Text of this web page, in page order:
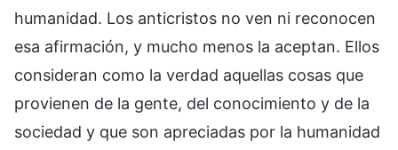
humanidad. Los anticristos no ven ni reconocen
esa afirmación, y mucho menos la aceptan. Ellos
consideran como la verdad aquellas cosas que
provienen de la gente, del conocimiento y de la
sociedad y que son apreciadas por la humanidad